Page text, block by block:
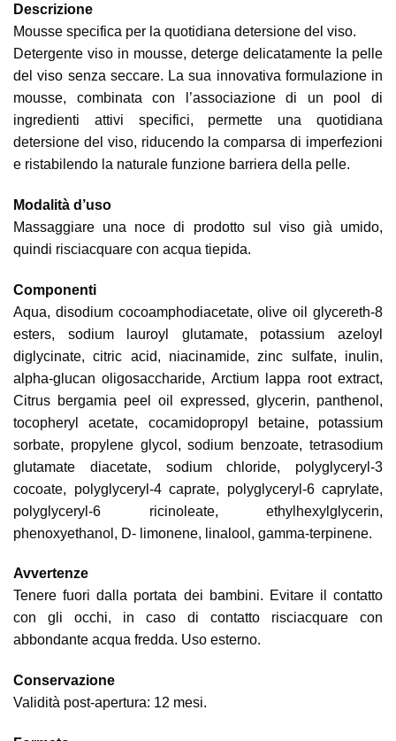
Descrizione
Mousse specifica per la quotidiana detersione del viso.
Detergente viso in mousse, deterge delicatamente la pelle
del viso senza seccare. La sua innovativa formulazione in
mousse, combinata con l’associazione di un pool di
ingredienti attivi specifici, permette una quotidiana
detersione del viso, riducendo la comparsa di imperfezioni
e ristabilendo la naturale funzione barriera della pelle.
Modalità d’uso
Massaggiare una noce di prodotto sul viso già umido,
quindi risciacquare con acqua tiepida.
Componenti
Aqua, disodium cocoamphodiacetate, olive oil glycereth-8
esters, sodium lauroyl glutamate, potassium azeloyl
diglycinate, citric acid, niacinamide, zinc sulfate, inulin,
alpha-glucan oligosaccharide, Arctium lappa root extract,
Citrus bergamia peel oil expressed, glycerin, panthenol,
tocopheryl acetate, cocamidopropyl betaine, potassium
sorbate, propylene glycol, sodium benzoate, tetrasodium
glutamate diacetate, sodium chloride, polyglyceryl-3
cocoate, polyglyceryl-4 caprate, polyglyceryl-6 caprylate,
polyglyceryl-6 ricinoleate, ethylhexylglycerin,
phenoxyethanol, D- limonene, linalool, gamma-terpinene.
Avvertenze
Tenere fuori dalla portata dei bambini. Evitare il contatto
con gli occhi, in caso di contatto risciacquare con
abbondante acqua fredda. Uso esterno.
Conservazione
Validità post-apertura: 12 mesi.